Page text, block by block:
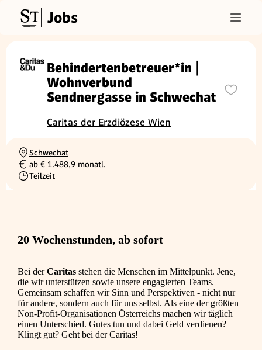
Jobs
Behindertenbetreuer*in |
Wohnverbund
Sendnergasse in Schwechat
Caritas der Erzdiözese Wien
Ortschaft
Schwechat
Gehalt
ab € 1.488,9 monatl.
Beschäftigungsart
Teilzeit
20 Wochenstunden, ab sofort
Bei derCaritas stehen die Menschen im Mittelpunkt. Jene,
die wir unterstützen sowie unsere engagierten Teams.
Gemeinsam schaffen wir Sinn und Perspektiven - nicht nur
für andere, sondern auch für uns selbst. Als eine der größten
Non-Profit-Organisationen Österreichs machen wir täglich
einen Unterschied. Gutes tun und dabei Geld verdienen?
Klingt gut? Geht bei der Caritas!